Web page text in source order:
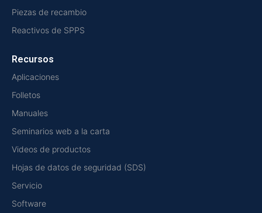
Piezas de recambio
Reactivos de SPPS
Recursos
Aplicaciones
Folletos
Manuales
Seminarios web a la carta
Videos de productos
Hojas de datos de seguridad (SDS)
Servicio
Software